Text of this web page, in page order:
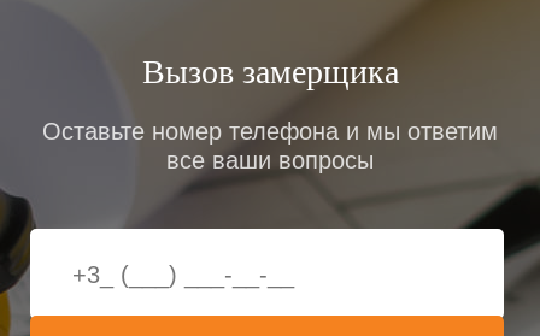
Вызов замерщика
Оставьте номер телефона и мы ответим
все ваши вопросы